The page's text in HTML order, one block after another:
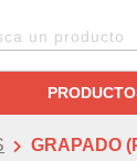
GRAPADO